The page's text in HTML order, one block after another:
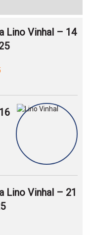
Lino Vinhal – 14
Lino Vinhal – 21